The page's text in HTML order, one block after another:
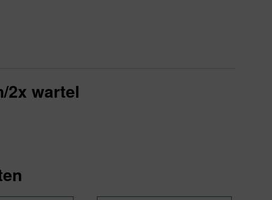
2x wartel